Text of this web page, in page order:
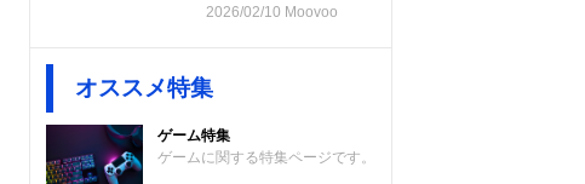
2026/02/10 Moovoo
オススメ特集
ゲーム特集
ゲームに関する特集ページです。